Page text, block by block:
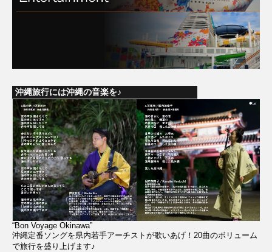
沖縄旅行には沖縄の音楽を♪
“Bon Voyage Okinawa”
沖縄定番ソングを県内若手アーチストが歌いあげ！20曲のボリューム
で旅行を盛り上げます♪